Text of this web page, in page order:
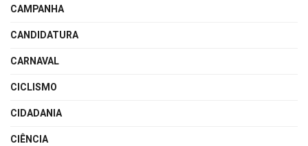
CAMPANHA
CANDIDATURA
CARNAVAL
CICLISMO
CIDADANIA
CIÊNCIA